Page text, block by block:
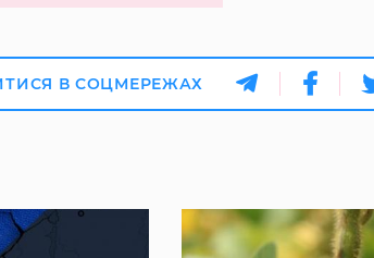
В СОЦМЕРЕЖАХ